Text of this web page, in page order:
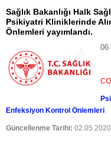
Sağlık Bakanlığı Halk
Psikiyatri Kliniklerinde
Önlemleri yayımlandı.
06
Enfeksiyon Kontrol Önlemleri
Güncellenme Tarihi: 02.05.2020